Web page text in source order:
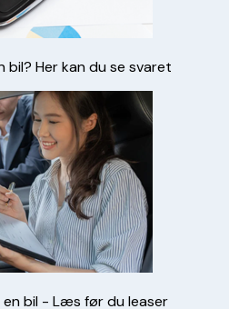
Her kan du se svaret
bil - Læs før du leaser